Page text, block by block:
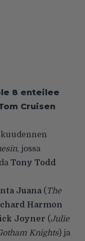
8 enteilee
Cruisen
kuudennen
, jossa
Tony Todd
Juana ( The
Harmon
Joyner (Julie
Knights) ja